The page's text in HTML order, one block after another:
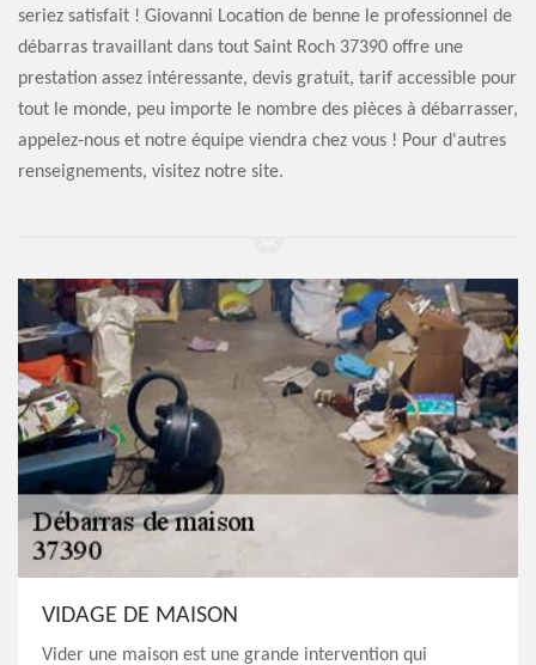
seriez satisfait ! Giovanni Location de benne le professionnel de
débarras travaillant dans tout Saint Roch 37390 offre une
prestation assez intéressante, devis gratuit, tarif accessible pour
tout le monde, peu importe le nombre des pièces à débarrasser,
appelez-nous et notre équipe viendra chez vous ! Pour d'autres
renseignements, visitez notre site.
VIDAGE DE MAISON
Vider une maison est une grande intervention qui